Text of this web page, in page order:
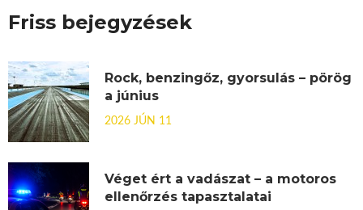
Friss bejegyzések
Rock, benzingőz, gyorsulás – pörög
a június
2026 JÚN 11
Véget ért a vadászat – a motoros
ellenőrzés tapasztalatai